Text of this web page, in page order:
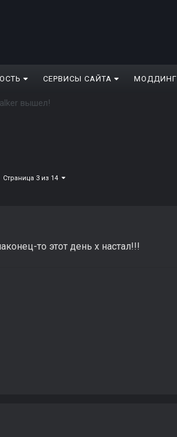
СЕРВИСЫ САЙТА МОДДИНГ
вышел!
Страница 3 из 14
то этот день x настал!!!